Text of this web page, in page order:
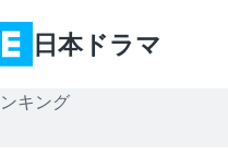
日本ドラマ
キング